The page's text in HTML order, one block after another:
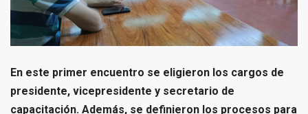
En este primer encuentro se eligieron los cargos de
presidente, vicepresidente y secretario de
capacitación. Además, se definieron los procesos para